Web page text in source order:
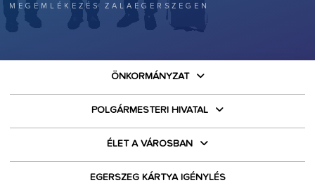
MEGEMLÉKEZÉS ZALAEGERSZEGEN
ÖNKORMÁNYZAT
POLGÁRMESTERI HIVATAL
ÉLET A VÁROSBAN
EGERSZEG KÁRTYA IGÉNYLÉS